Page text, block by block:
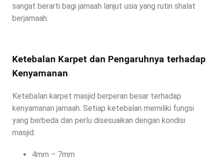
sangat berarti bagi jamaah lanjut usia yang rutin shalat
berjamaah.
Ketebalan Karpet dan Pengaruhnya terhadap
Kenyamanan
Ketebalan karpet masjid berperan besar terhadap
kenyamanan jamaah. Setiap ketebalan memiliki fungsi
yang berbeda dan perlu disesuaikan dengan kondisi
masjid.
4mm – 7mm